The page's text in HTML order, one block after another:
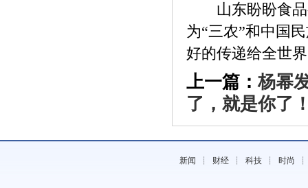
山东盼盼食品
为“三农”和中国
好的传递给全世
上一篇：杨幂
了，就是你了
新闻 ┊ 财经 ┊科技 ┊ 时尚